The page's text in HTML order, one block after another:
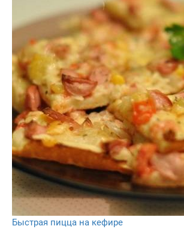
Быстрая пицца на кефире